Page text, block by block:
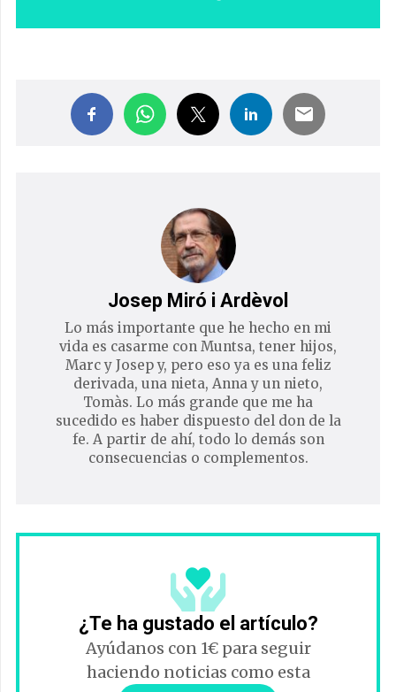
Josep Miró i Ardèvol
Lo más importante que he hecho en mi
vida es casarme con Muntsa, tener hijos,
Marc y Josep y, pero eso ya es una feliz
derivada, una nieta, Anna y un nieto,
Tomàs. Lo más grande que me ha
sucedido es haber dispuesto del don de la
fe. A partir de ahí, todo lo demás son
consecuencias o complementos.
¿Te ha gustado el artículo?
Ayúdanos con 1€ para seguir
haciendo noticias como esta